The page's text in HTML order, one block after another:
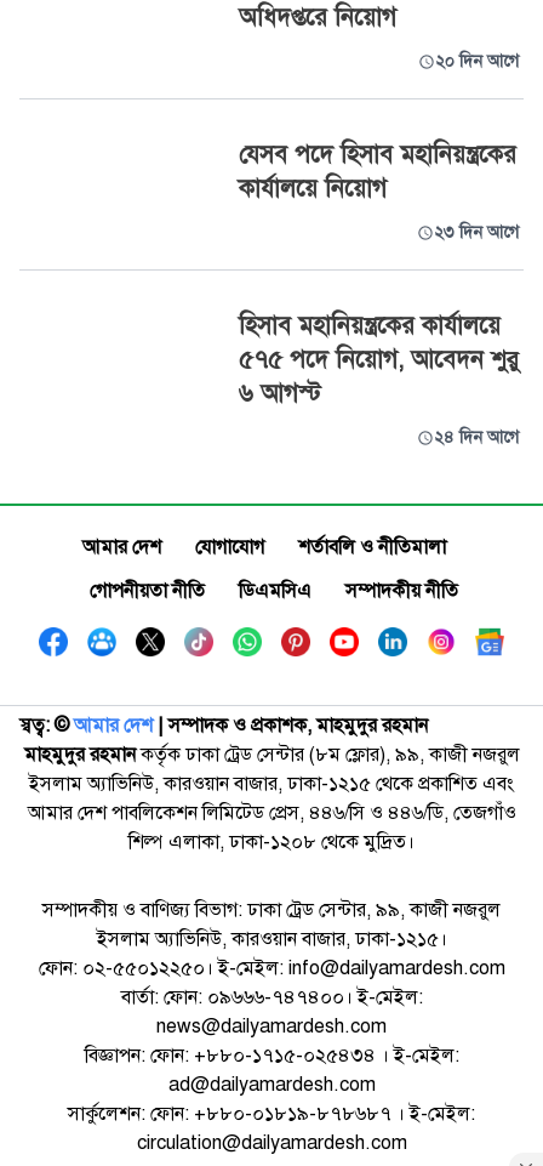
অধিদপ্তরে নিয়োগ
২০ দিন আগে
যেসব পদে হিসাব মহানিয়ন্ত্রকের
কার্যালয়ে নিয়োগ
২৩ দিন আগে
হিসাব মহানিয়ন্ত্রকের কার্যালয়ে
৫৭৫ পদে নিয়োগ, আবেদন শুরু
৬ আগস্ট
২৪ দিন আগে
আমার দেশ যোগাযোগ
শর্তাবলি ও নীতিমালা
গোপনীয়তা নীতি
ডিএমসিএ সম্পাদকীয় নীতি
স্বত্ব: ©️আমার দেশ| সম্পাদক ও প্রকাশক, মাহমুদুর রহমান
মাহমুদুর রহমানকর্তৃক ঢাকা ট্রেড সেন্টার (৮ম ফ্লোর), ৯৯, কাজী নজরুল
ইসলাম অ্যাভিনিউ, কারওয়ান বাজার, ঢাকা-১২১৫ থেকে প্রকাশিত এবং
আমার দেশ পাবলিকেশন লিমিটেড প্রেস, ৪৪৬/সি ও ৪৪৬/ডি, তেজগাঁও
শিল্প এলাকা, ঢাকা-১২০৮ থেকে মুদ্রিত।
সম্পাদকীয় ও বাণিজ্য বিভাগ: ঢাকা ট্রেড সেন্টার, ৯৯, কাজী নজরুল
ইসলাম অ্যাভিনিউ, কারওয়ান বাজার, ঢাকা-১২১৫।
ফোন: ০২-৫৫০১২২৫০। ই-মেইল: info@dailyamardesh.com
বার্তা: ফোন: ০৯৬৬৬-৭৪৭৪০০। ই-মেইল:
news@dailyamardesh.com
বিজ্ঞাপন: ফোন: +৮৮০-১৭১৫-০২৫৪৩৪ । ই-মেইল:
ad@dailyamardesh.com
সার্কুলেশন: ফোন: +৮৮০-০১৮১৯-৮৭৮৬৮৭ । ই-মেইল:
circulation@dailyamardesh.com